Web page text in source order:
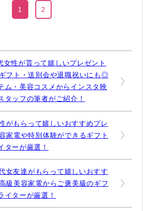
1 2
女性が貰って嬉しいプレゼント
フト・送別会や退職祝いにも◎
ム・美容コスメからインスタ映
タッフの筆者がご紹介！
がもらって嬉しいおすすめプレ
家電や特別体験ができるギフト
ターが厳選！
女友達がもらって嬉しいおすす
級美容家電からご褒美級のギフ
イターが厳選！